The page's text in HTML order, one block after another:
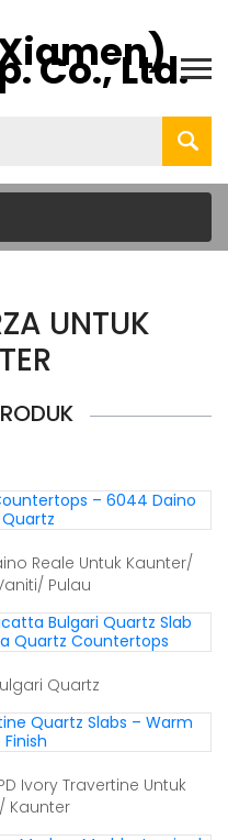
UNTUK
Reale Untuk Kaunter/
Pulau
Quartz
Ivory Travertine Untuk
Kaunter